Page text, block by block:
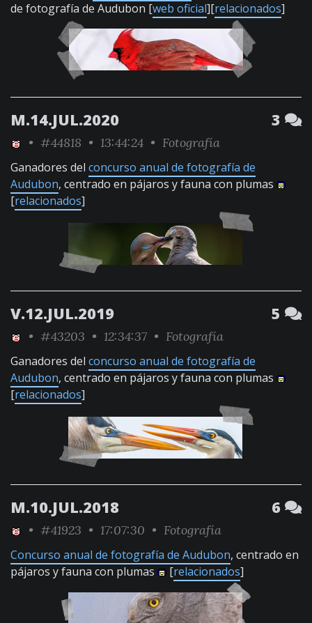
de fotografía de Audubon [web oficial][relacionados]
M.14.JUL.2020 3
• #44818 • 13:44:24 • Fotografía
Ganadores del concurso anual de fotografía de
Audubon, centrado en pájaros y fauna con plumas
[relacionados]
V.12.JUL.2019 5
• #43203 • 12:34:37 • Fotografía
Ganadores del concurso anual de fotografía de
Audubon, centrado en pájaros y fauna con plumas
[relacionados]
M.10.JUL.2018 6
• #41923 • 17:07:30 • Fotografía
Concurso anual de fotografía de Audubon, centrado en
pájaros y fauna con plumas
[relacionados]